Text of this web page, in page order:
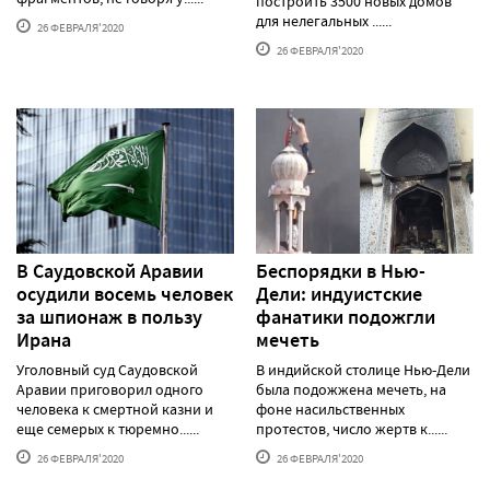
26 ФЕВРАЛЯ'2020
для нелегальных ......
26 ФЕВРАЛЯ'2020
В Саудовской Аравии
осудили восемь человек
за шпионаж в пользу
Ирана
Уголовный суд Саудовской
Аравии приговорил одного
человека к смертной казни и
еще семерых к тюремно......
26 ФЕВРАЛЯ'2020
Беспорядки в Нью-
Дели: индуистские
фанатики подожгли
мечеть
В индийской столице Нью-Дели
была подожжена мечеть, на
фоне насильственных
протестов, число жертв к......
26 ФЕВРАЛЯ'2020